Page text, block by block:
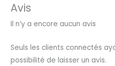
Avis
Il n’y a encore aucun avis
Seuls les clients connectés
possibilité de laisser un avis.